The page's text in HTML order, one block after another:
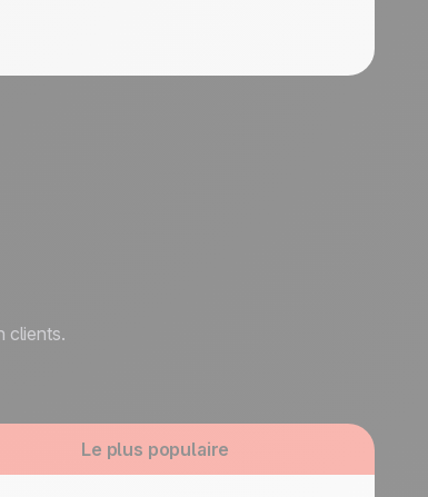
clients.
Le plus populaire